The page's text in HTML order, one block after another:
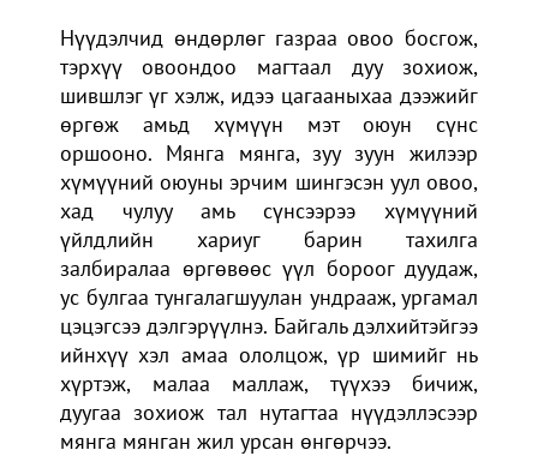
Нүүдэлчид өндөрлөг газраа овоо босгож,
тэрхүү овоондоо магтаал дуу зохиож,
шившлэг үг хэлж, идээ цагааныхаа дээжийг
өргөж амьд хүмүүн мэт оюун сүнс
оршооно. Мянга мянга, зуу зуун жилээр
хүмүүний оюуны эрчим шингэсэн уул овоо,
хад чулуу амь сүнсээрээ хүмүүний
үйлдлийн хариуг барин тахилга
залбиралаа өргөвөөс үүл бороог дуудаж,
ус булгаа тунгалагшуулан ундрааж, ургамал
цэцэгсээ дэлгэрүүлнэ. Байгаль дэлхийтэйгээ
ийнхүү хэл амаа ололцож, үр шимийг нь
хүртэж, малаа маллаж, түүхээ бичиж,
дуугаа зохиож тал нутагтаа нүүдэллэсээр
мянга мянган жил урсан өнгөрчээ.